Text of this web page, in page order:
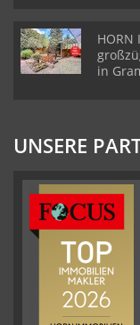
HORN
in
UNSERE